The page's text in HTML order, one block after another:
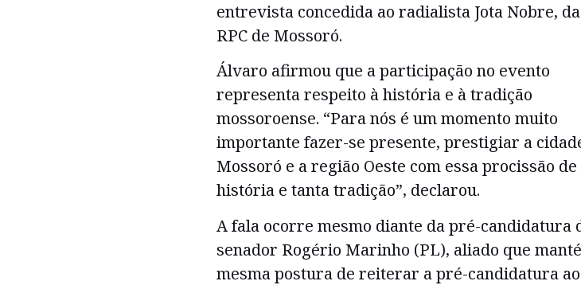
entrevista concedida ao radialista Jota Nobre,
RPC de Mossoró.
Álvaro afirmou que a participação no evento
representa respeito à história e à tradição
mossoroense. “Para nós é um momento muito
importante fazer-se presente, prestigiar a
Mossoró e a região Oeste com essa procissão
história e tanta tradição”, declarou.
A fala ocorre mesmo diante da pré-candidatura
senador Rogério Marinho (PL), aliado que
mesma postura de reiterar a pré-candidatura ao